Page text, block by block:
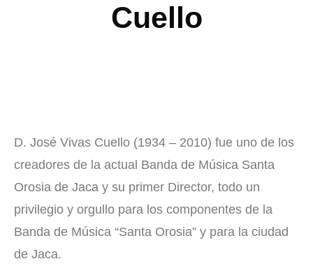
Cuello
D. José Vivas Cuello (1934 – 2010) fue uno de los
creadores de la actual Banda de Música Santa
Orosia de Jaca y su primer Director, todo un
privilegio y orgullo para los componentes de la
Banda de Música “Santa Orosia” y para la ciudad
de Jaca.